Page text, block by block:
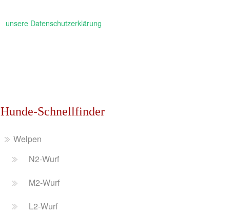
unsere Datenschutzerklärung
Hunde-Schnellfinder
Welpen
N2-Wurf
M2-Wurf
L2-Wurf